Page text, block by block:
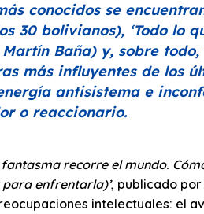
conocidos se
30 bolivianos), ‘Todo lo
Baña) y, sobre todo,
más influyentes de los
antisistema e
o reaccionario.
fantasma recorre el mundo.
enfrentarla)’, publicado por
intelectuales: el